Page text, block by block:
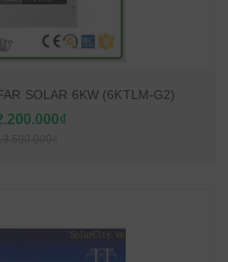
SOLAR 6KW (6KTLM-G2)